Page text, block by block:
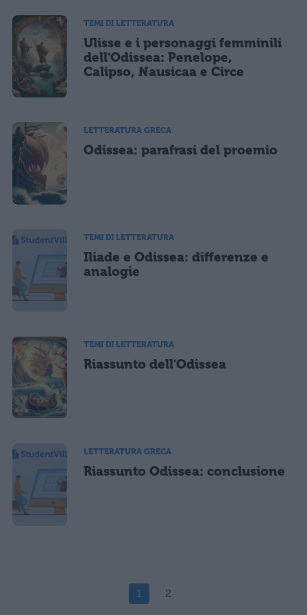
TEMI DI LETTERATURA
Ulisse e i personaggi femminili
dell'Odissea: Penelope,
Calipso, Nausicaa e Circe
LETTERATURA GRECA
Odissea: parafrasi del proemio
TEMI DI LETTERATURA
Iliade e Odissea: differenze e
analogie
TEMI DI LETTERATURA
Riassunto dell'Odissea
LETTERATURA GRECA
Riassunto Odissea: conclusione
1 2